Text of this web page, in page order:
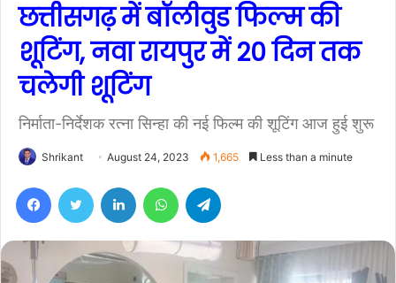
छत्तीसगढ़ में बॉलीवुड फिल्म की
शूटिंग, नवा रायपुर में 20 दिन तक
चलेगी शूटिंग
निर्माता-निर्देशक रत्ना सिन्हा की नई फिल्म की शूटिंग आज हुई शुरू
Shrikant August 24, 2023 1,665 Less than a minute